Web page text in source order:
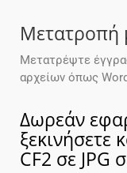
Μετατροπή
Μετατρέψτε
αρχείων όπως
Δωρεάν
ξεκινήσετε
CF2 σε JPG